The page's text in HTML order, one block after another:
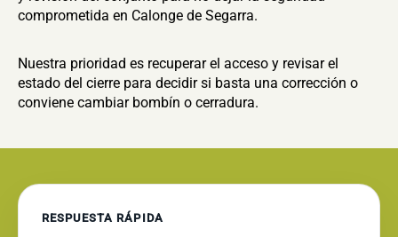
comprometida en Calonge de Segarra.
Nuestra prioridad es recuperar el acceso y revisar el
estado del cierre para decidir si basta una corrección o
conviene cambiar bombín o cerradura.
RESPUESTA RÁPIDA